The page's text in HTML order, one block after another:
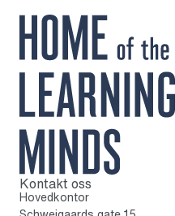
Til startsiden
Kontakt oss
Hovedkontor